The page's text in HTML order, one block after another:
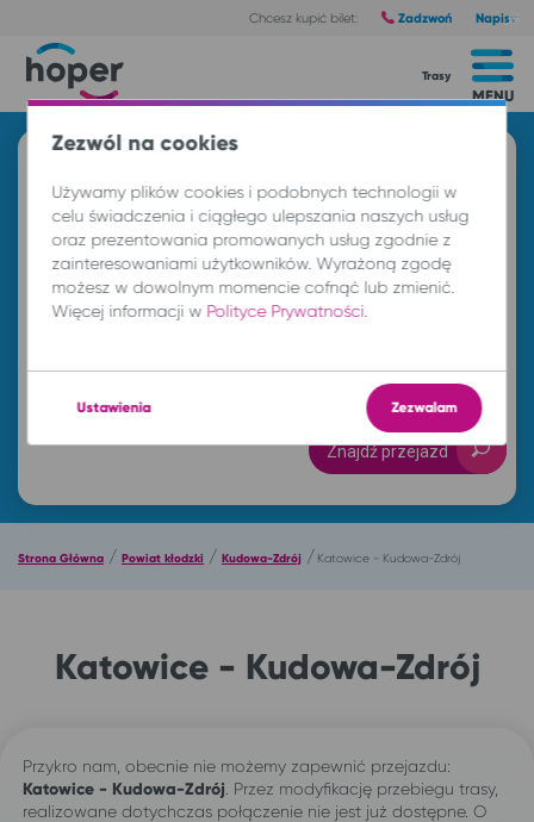
Chcesz kupić bilet: Zadzwoń Napisz
MENU
Trasy
DO
nd. 9 sie. -- : --
Znajdź przejazd
Strona Główna / Powiat kłodzki / Kudowa-Zdrój /Katowice - Kudowa-Zdrój
Katowice - Kudowa-Zdrój
Przykro nam, obecnie nie możemy zapewnić przejazdu:
Katowice - Kudowa-Zdrój . Przez modyfikację przebiegu trasy,
realizowane dotychczas połączenie nie jest już dostępne. O
Zezwól na cookies
Używamy plików cookies i podobnych technologii w
celu świadczenia i ciągłego ulepszania naszych usług
oraz prezentowania promowanych usług zgodnie z
zainteresowaniami użytkowników. Wyrażoną zgodę
możesz w dowolnym momencie cofnąć lub zmienić.
Więcej informacji w Polityce Prywatności.
Ustawienia Zezwalam